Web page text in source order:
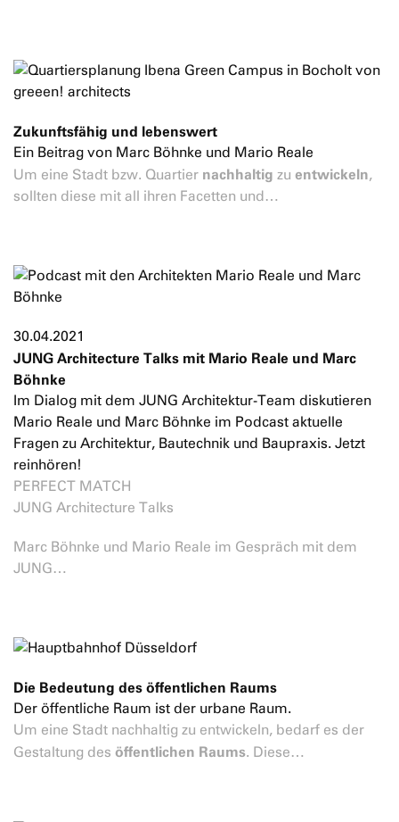
Zukunftsfähig und lebenswert
Ein Beitrag von Marc Böhnke und Mario Reale
Um eine Stadt bzw. Quartier nachhaltig zu entwickeln,
sollten diese mit all ihren Facetten und…
30.04.2021
JUNG Architecture Talks mit Mario Reale und Marc
Böhnke
Im Dialog mit dem JUNG Architektur-Team diskutieren
Mario Reale und Marc Böhnke im Podcast aktuelle
Fragen zu Architektur, Bautechnik und Baupraxis. Jetzt
reinhören!
PERFECT MATCH
JUNG Architecture Talks
Marc Böhnke und Mario Reale im Gespräch mit dem
JUNG…
Die Bedeutung des öffentlichen Raums
Der öffentliche Raum ist der urbane Raum.
Um eine Stadt nachhaltig zu entwickeln, bedarf es der
Gestaltung des öffentlichen Raums. Diese…